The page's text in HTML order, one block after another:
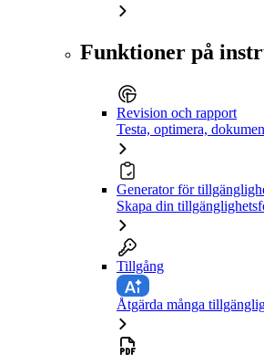
Funktioner på
Revision och rapport
Testa, optimera,
Generator för
Skapa din
Tillgång
Åtgärda många